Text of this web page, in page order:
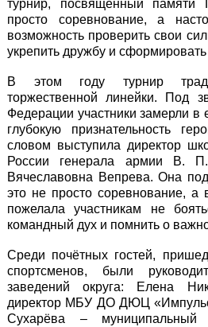
турнир, посвященный памяти
просто соревнование, а
возможность проверить свои
укрепить дружбу и сформировать
В этом году турнир
торжественной линейки. Под
Федерации участники замерли
глубокую признательность
словом выступила директор
России генерала армии В.
Вячеславовна Вепрева. Она
это не просто соревнование, а
пожелала участникам не
командный дух и помнить о
Среди почётных гостей,
спортсменов, были
заведений округа: Елена
директор МБУ ДО ДЮЦ
Сухарёва – муниципальный